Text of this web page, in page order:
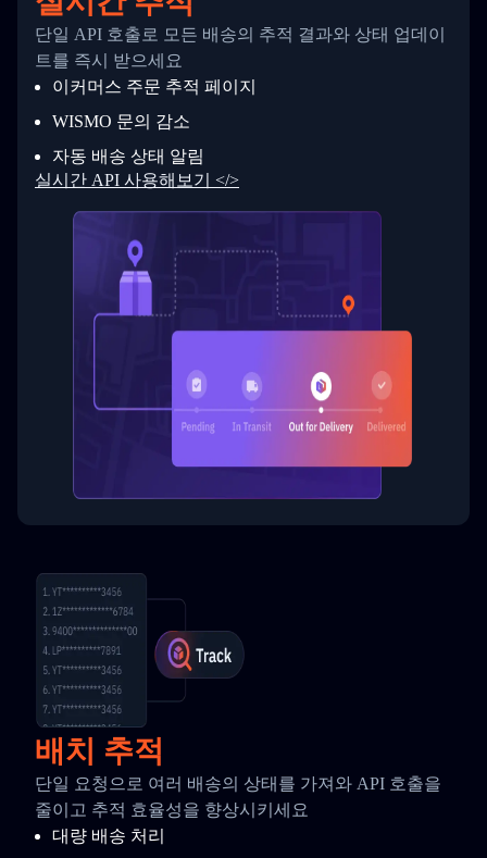
27
28
29
30
31
33
34
            "Date": "2017-03-06 15:28:00",
"StatusDescription": "Shipment
"Details": "BEIJING-
          }
        ]
      }
  }
}
단일 API 호출로 모든 배송의 추적 결과와 상태 업데이
트를 즉시 받으세요
이커머스 주문 추적 페이지
WISMO 문의 감소
자동 배송 상태 알림
실시간 API 사용해보기 </>
배치 추적
단일 요청으로 여러 배송의 상태를 가져와 API 호출을
줄이고 추적 효율성을 향상시키세요
대량 배송 처리